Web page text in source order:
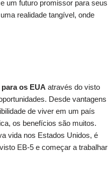
um futuro promissor para seus
realidade tangível, onde
os EUA através do visto
Desde vantagens
de viver em um país
os benefícios são muitos.
vida nos Estados Unidos, é
EB-5 e começar a trabalhar